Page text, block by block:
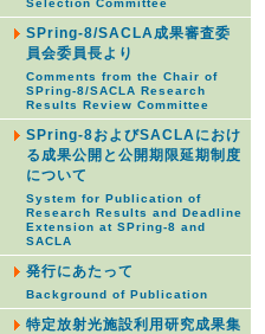
Selection Committee
SPring-8/SACLA成果審査委
員会委員長より
Comments from the Chair of
SPring-8/SACLA Research
Results Review Committee
SPring-8およびSACLAにおけ
る成果公開と公開期限延期制度
について
System for Publication of
Research Results and Deadline
Extension at SPring-8 and
SACLA
発行にあたって
Background of Publication
特定放射光施設利用研究成果集